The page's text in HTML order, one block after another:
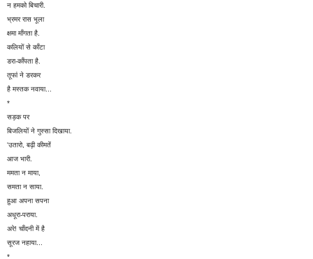
न हमको बिचारी.
भ्रमर रास भूला
क्षमा माँगता है.
कलियों से काँटा
डरा-काँपता है.
तूफां ने डरकर
है मस्तक नवाया...
*
सड़क पर
बिजलियों ने गुस्सा दिखाया.
'उतारो, बढ़ी कीमतें
आज भारी.
ममता न माया,
समता न साया.
हुआ अपना सपना
अधूरा-पराया.
अरे! चाँदनी में है
सूरज नहाया...
*